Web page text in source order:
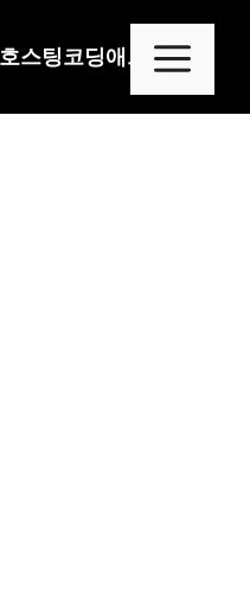
호스팅코딩애드센스